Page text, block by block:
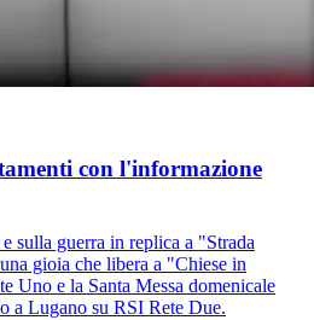
con l'informazione
sulla guerra in replica a "Strada
gioia che libera a "Chiese in
Uno e la Santa Messa domenicale
a Lugano su RSI Rete Due.